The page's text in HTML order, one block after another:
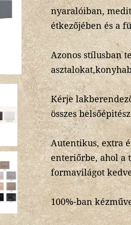
nyaralóiban,
étkezőjében és a
Azonos stílusban
Kérje
összes
Autentikus, extra
enteriőrbe, ahol a
formavilágot
100%-ban